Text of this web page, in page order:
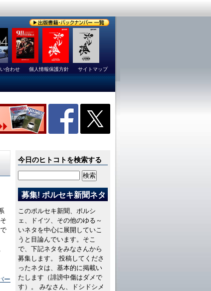
ー
今日のヒトコトを検索する
募集! ポルセキ新聞ネタ
このポルセキ新聞、ポルシ
ェ、ドイツ、その他のゆる～
いネタを中心に展開していこ
うと目論んでいます。そこ
で、下記ネタをみなさんから
募集します。 投稿してくださ
ったネタは、基本的に掲載い
たします（誹謗中傷はダメで
す）。 みなさん、ドシドシメ
合わせ 個人情報保護方針 サイトマップ